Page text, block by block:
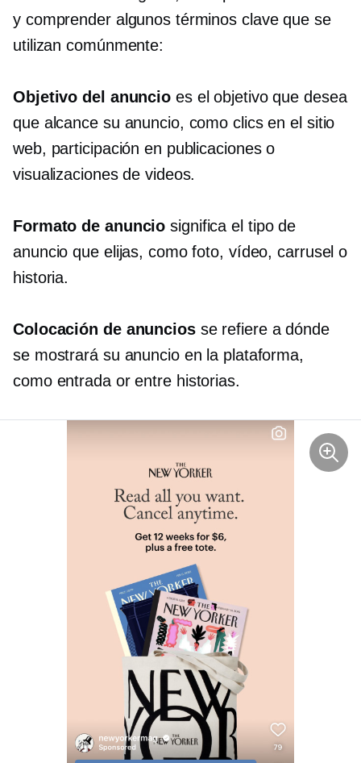
y comprender algunos términos clave que se
utilizan comúnmente:
Objetivo del anuncio es el objetivo que desea
que alcance su anuncio, como clics en el sitio
web, participación en publicaciones o
visualizaciones de videos.
Formato de anuncio significa el tipo de
anuncio que elijas, como foto, vídeo, carrusel o
historia.
Colocación de anunciosse refiere a dónde
se mostrará su anuncio en la plataforma,
como entradaorentrehistorias.